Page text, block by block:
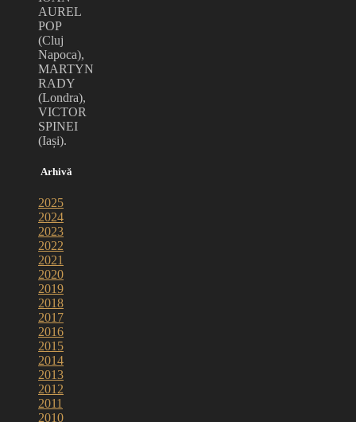
AUREL
POP
(Cluj
Napoca),
MARTYN
RADY
(Londra),
VICTOR
SPINEI
(Iași).
Arhivă
2025
2024
2023
2022
2021
2020
2019
2018
2017
2016
2015
2014
2013
2012
2011
2010